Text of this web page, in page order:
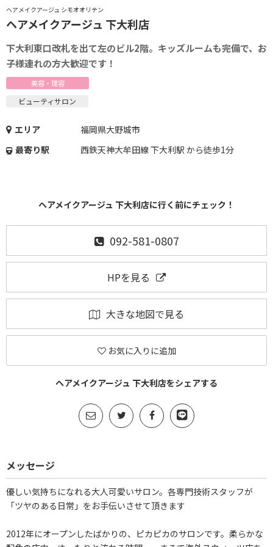
ヘアメイクアージュ シモオオリテン
ヘアメイクアージュ 下大利店
下大利東口改札を出て左のビル2階。キッズルームも完備で、お
子様連れの方大歓迎です！
美容・理容
ビューティサロン
エリア
福岡県大野城市
最寄り駅
西鉄天神大牟田線 下大利駅 から徒歩1分
ヘアメイクアージュ 下大利店に行く前にチェック！
092-581-0807
HPを見る
大きな地図で見る
お気に入りに追加
ヘアメイクアージュ 下大利店をシェアする
メッセージ
優しい気持ちになれる大人可愛いサロン。各専門技術スタッフが
「ツヤのある日常」をお手伝いさせて頂きます
2012年にオープンしたばかりの、ピカピカのサロンです。柔らかな